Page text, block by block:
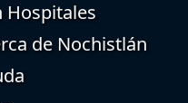
Hospitales
de Nochistlán